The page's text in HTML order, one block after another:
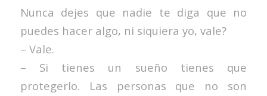
Nunca dejes que nadie te diga que no
puedes hacer algo, ni siquiera yo, vale?
– Vale.
– Si tienes un sueño tienes que
protegerlo. Las personas que no son